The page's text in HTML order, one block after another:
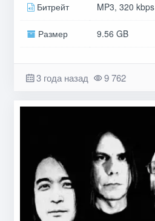
Битрейт MP3, 320 kbps
Размер 9.56 GB
3 года назад 9 762